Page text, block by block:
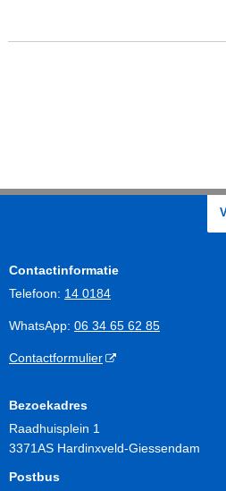
Contactinformatie
Telefoon: 14 0184
WhatsApp: 06 34 65 62 85
Contactformulier
Bezoekadres
Raadhuisplein 1
3371AS Hardinxveld-Giessendam
Postbus